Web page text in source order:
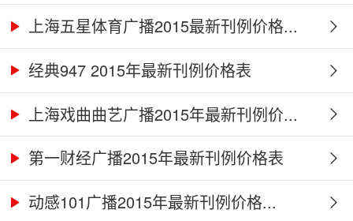
上海五星体育广播2015最新刊例价格...
经典947 2015年最新刊例价格表
上海戏曲曲艺广播2015年最新刊例价...
第一财经广播2015年最新刊例价格表
动感101广播2015年最新刊例价格...